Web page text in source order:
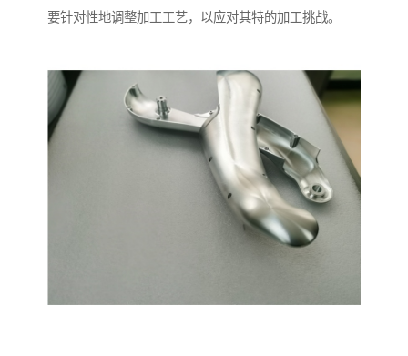
要针对性地调整加工工艺，以应对其特的加工挑战。